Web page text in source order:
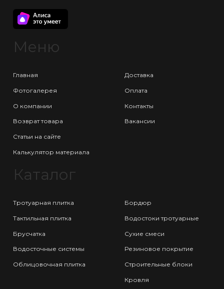
Меню
Главная
Фотогалерея
О компании
Возврат товара
Статьи на сайте
Калькулятор материала
Доставка
Оплата
Контакты
Вакансии
Каталог
Тротуарная плитка
Тактильная плитка
Брусчатка
Водосточные системы
Облицовочная плитка
Бордюр
Водостоки тротуарные
Сухие смеси
Резиновое покрытие
Строительные блоки
Кровля